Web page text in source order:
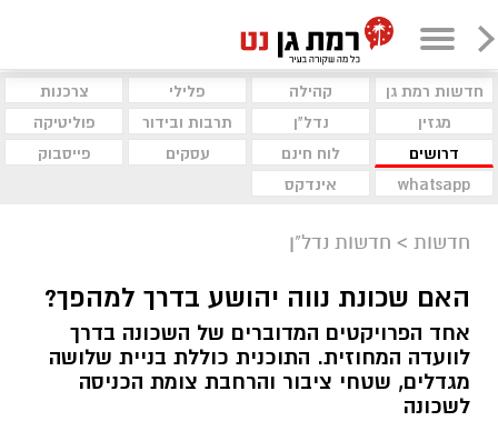
חדשות רמת גן קהילה פלילי
צרכנות
מגזין
נדל"ן תרבות ובידור
פוליטיקה
דרושים
לוח חינם עסקים
פייסבוק
whatsapp
אינדקס
חדשות > חדשות נדל"ן
האם שכונת נווה יהושע בדרך למהפך?
אחד הפרויקטים המדוברים של השכונה בדרך
לוועדה המחוזית. התוכנית כוללת בניית שלושה
מגדלים, שטחי ציבור והרחבת צומת הכניסה
לשכונה